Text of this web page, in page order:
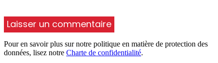
Pour en savoir plus sur notre politique en matière de protection des
données, lisez notre Charte de confidentialité.